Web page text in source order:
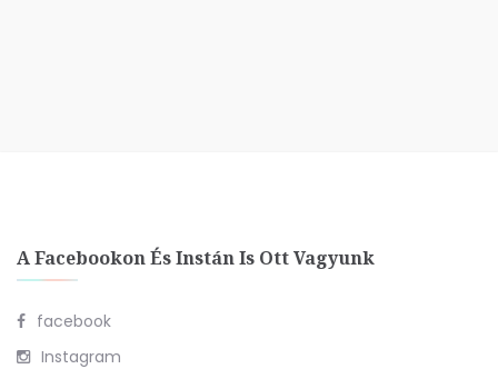
A Facebookon És Instán Is Ott Vagyunk
facebook
Instagram